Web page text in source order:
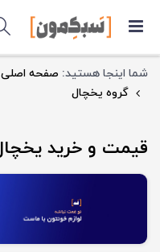
شما اینجا هستید: صفحه اصلی
گروه یخچال
قیمت و خرید